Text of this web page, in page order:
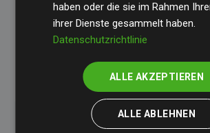
Initiative Websites, die Klimaprojekte
haben oder die sie im Rahmen
ihrer Dienste gesammelt haben.
Datenschutzrichtlinie
ALLE AKZEPTIEREN
ALLE ABLEHNEN